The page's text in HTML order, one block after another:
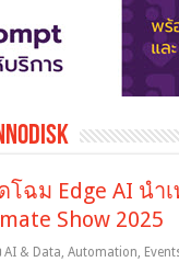
โฉม Edge AI นำ
Show 2025
AI & Data, Automation,